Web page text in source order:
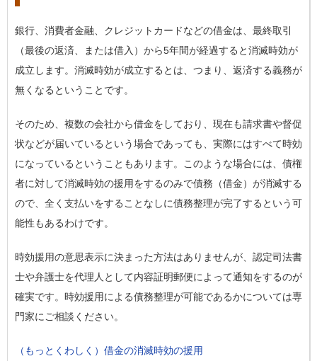
銀行、消費者金融、クレジットカードなどの借金は、最終取引
（最後の返済、または借入）から5年間が経過すると消滅時効が
成立します。消滅時効が成立するとは、つまり、返済する義務が
無くなるということです。
そのため、複数の会社から借金をしており、現在も請求書や督促
状などが届いているという場合であっても、実際にはすべて時効
になっているということもあります。このような場合には、債権
者に対して消滅時効の援用をするのみで債務（借金）が消滅する
ので、全く支払いをすることなしに債務整理が完了するという可
能性もあるわけです。
時効援用の意思表示に決まった方法はありませんが、認定司法書
士や弁護士を代理人として内容証明郵便によって通知をするのが
確実です。時効援用による債務整理が可能であるかについては専
門家にご相談ください。
（もっとくわしく）借金の消滅時効の援用